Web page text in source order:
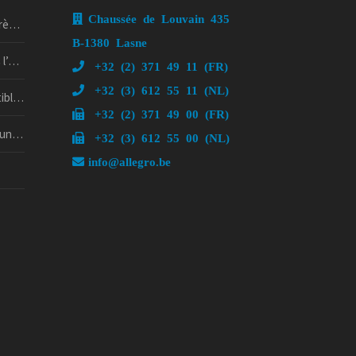
!
!
?
Chaussée de Louvain 435
B-1380 Lasne
+32 (2) 371 49 11 (FR)
+32 (3) 612 55 11 (NL)
+32 (2) 371 49 00 (FR)
+32 (3) 612 55 00 (NL)
info@allegro.be